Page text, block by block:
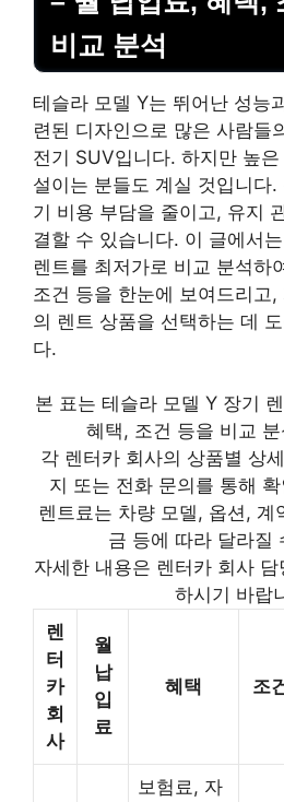
비교 분석
테슬라 모델 Y는 뛰어난 성능
련된 디자인으로 많은 사람들
전기 SUV입니다. 하지만 높
설이는 분들도 계실 것입니다
기 비용 부담을 줄이고, 유지
결할 수 있습니다. 이 글에서
렌트를 최저가로 비교 분석하
조건 등을 한눈에 보여드리고
의 렌트 상품을 선택하는 데
다.
본 표는 테슬라 모델 Y 장기
혜택, 조건 등을 비교
각 렌터카 회사의 상품별 상
지 또는 전화 문의를 통해
렌트료는 차량 모델, 옵션, 계
금 등에 따라 달라질
자세한 내용은 렌터카 회사
하시기 바랍
렌
터
카
회
사
월
납
입
료
혜택 조
보험료, 자